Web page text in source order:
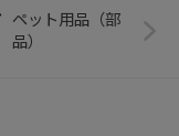
ペット用品（部
品）